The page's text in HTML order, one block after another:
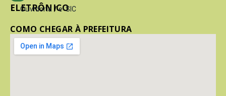
ELETRÔNICO
Ouvidoria / e-SIC
COMO CHEGAR À PREFEITURA